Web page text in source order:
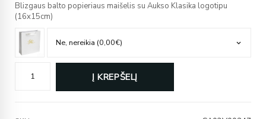
Blizgaus balto popieriaus maišelis su Aukso Klasika logotipu
(16x15cm)
Į KREPŠELĮ